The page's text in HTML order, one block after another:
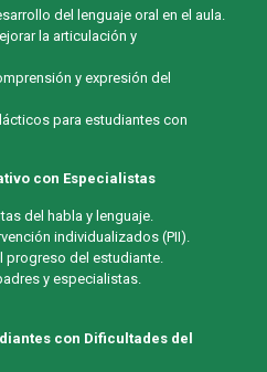
del lenguaje oral en el aula.
la articulación y
y expresión del
para estudiantes con
con Especialistas
del habla y lenguaje.
individualizados (PII).
progreso del estudiante.
y especialistas.
con Dificultades del